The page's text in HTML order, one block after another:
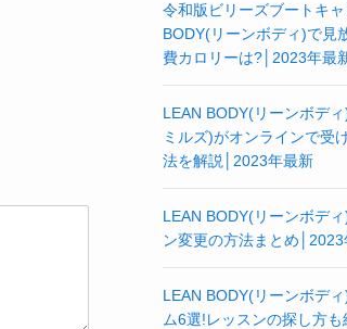
令和版ビリーズブートキ
BODY(リーンボディ)で見
費カロリーは?│2023年最
LEAN BODY(リーンボデ
ミルズ)がオンラインで受
法を解説│2023年最新
LEAN BODY(リーンボデ
ン変更の方法まとめ
LEAN BODY(リーンボデ
ム6選!レッスンの探し方も